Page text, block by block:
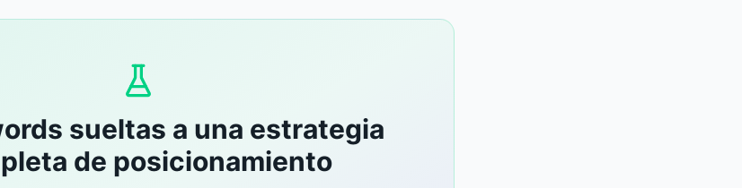
sueltas a una estrategia
de posicionamiento